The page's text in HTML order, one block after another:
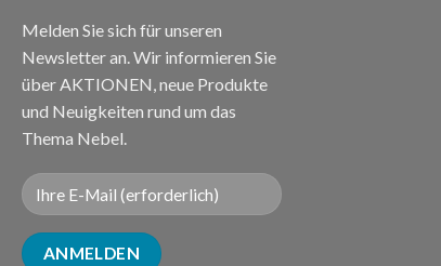
Melden Sie sich für unseren
Newsletter an. Wir informieren Sie
über AKTIONEN, neue Produkte
und Neuigkeiten rund um das
Thema Nebel.